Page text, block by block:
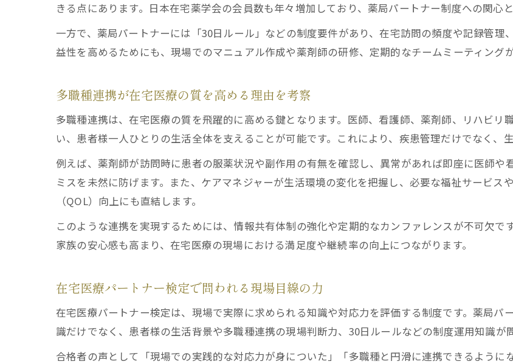
効率化に向けた在宅医療と多職種連携の今後
在宅薬剤師の働き方と収益性を現場で検証
研修や検定を活用した在宅医療パートナー
きる点にあります。日本在宅薬学会の会員数も年々増加しており、薬局パートナー制度への関心と
一方で、薬局パートナーには「30日ルール」などの制度要件があり、在宅訪問の頻度や記録管理
益性を高めるためにも、現場でのマニュアル作成や薬剤師の研修、定期的なチームミーティング
多職種連携が在宅医療の質を高める理由を考察
多職種連携は、在宅医療の質を飛躍的に高める鍵となります。医師、看護師、薬剤師、リハビリ
い、患者様一人ひとりの生活全体を支えることが可能です。これにより、疾患管理だけでなく、
例えば、薬剤師が訪問時に患者の服薬状況や副作用の有無を確認し、異常があれば即座に医師
ミスを未然に防げます。また、ケアマネジャーが生活環境の変化を把握し、必要な福祉サービス
（QOL）向上にも直結します。
このような連携を実現するためには、情報共有体制の強化や定期的なカンファレンスが不可欠で
家族の安心感も高まり、在宅医療の現場における満足度や継続率の向上につながります。
在宅医療パートナー検定で問われる現場目線の力
在宅医療パートナー検定は、現場で実際に求められる知識や対応力を評価する制度です。薬局パ
識だけでなく、患者様の生活背景や多職種連携の現場判断力、30日ルールなどの制度運用知識が問
合格者の声として「現場での実践的な対応力が身についた」「多職種と円滑に連携できるよう